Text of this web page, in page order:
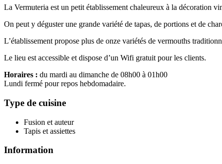
La Vermuteria est un petit établissement chaleureux à la décoration
On peut y déguster une grande variété de tapas, de portions et de
L’établissement propose plus de onze variétés de vermouths
Le lieu est accessible et dispose d’un Wifi gratuit pour les clients.
Horaires : du mardi au dimanche de 08h00 à 01h00
Lundi fermé pour repos hebdomadaire.
Type de cuisine
Fusion et auteur
Tapis et assiettes
Information